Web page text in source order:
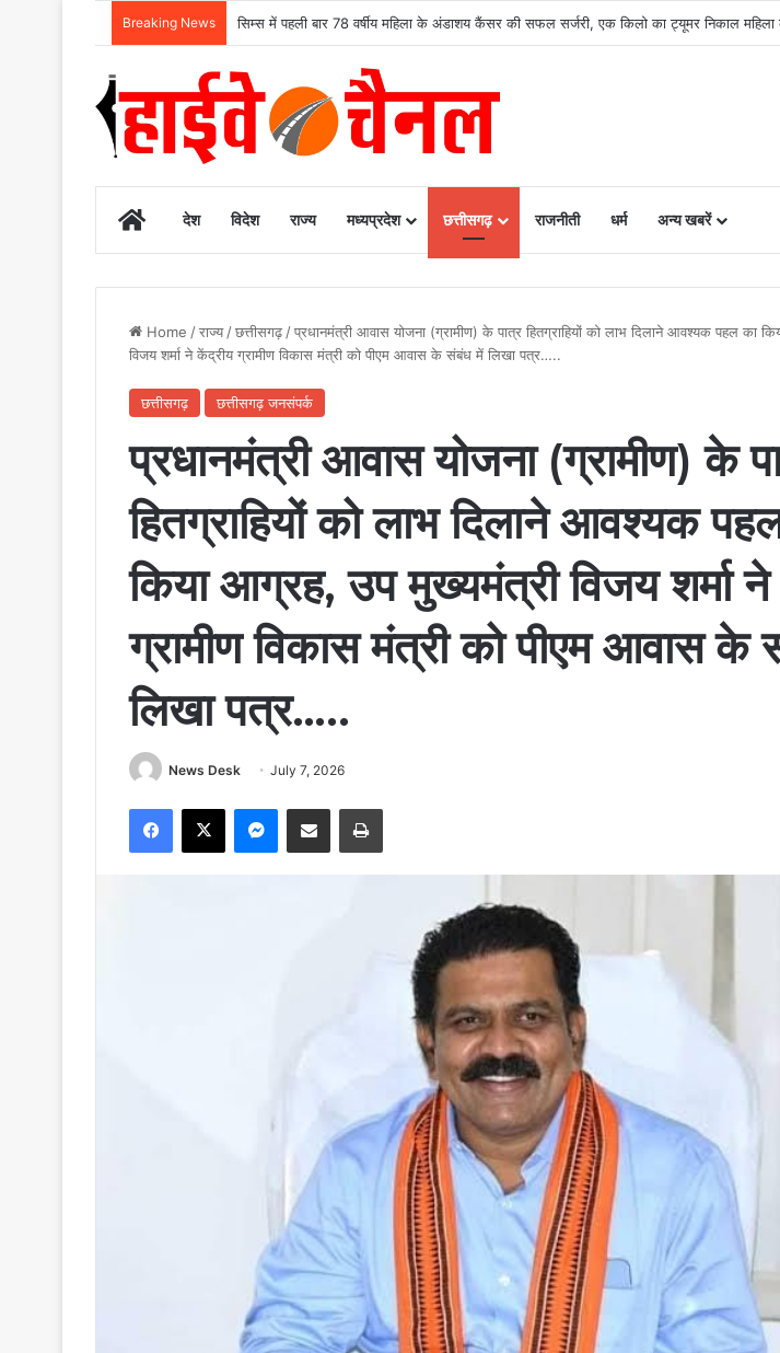
Breaking News मुख्यमंत्री विष्णुदेव साय के नेतृत्व में छत्तीसगढ़ को बड़ी उपलब्धि, SASCI 2026-27 के तहत प्रोत्साहन राशि
Homeदेश विदेश राज्य मध्यप्रदेश छत्तीसगढ़ राजनीती धर्म अन्य खबरें
Home /राज्य /छत्तीसगढ़ /प्रधानमंत्री आवास योजना (ग्रामीण) के पात्र हितग्राहियों को लाभ दिलाने आवश्यक पहल का
विजय शर्मा ने केंद्रीय ग्रामीण विकास मंत्री को पीएम आवास के संबंध में लिखा पत्र…..
छत्तीसगढ़ छत्तीसगढ़ जनसंपर्क
प्रधानमंत्री आवास योजना (ग्रामीण) के
हितग्राहियों को लाभ दिलाने आवश्यक
किया आग्रह, उप मुख्यमंत्री विजय शर्मा
ग्रामीण विकास मंत्री को पीएम आवास के
लिखा पत्र…..
News Desk July 7, 2026
Facebook
X Messenger
Share via Email Print